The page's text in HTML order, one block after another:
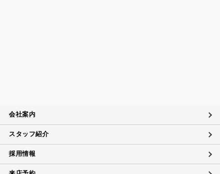
会社案内
スタッフ紹介
採用情報